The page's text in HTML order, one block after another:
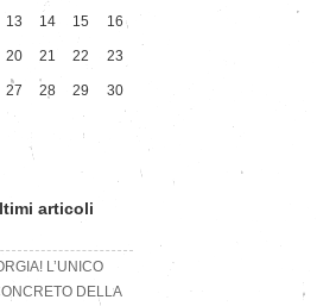
13 14 15 16
20 21 22 23
27 28 29 30
articoli
L’UNICO
DELLA